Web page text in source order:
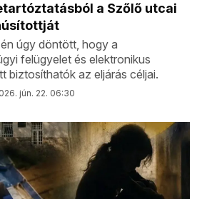
a Szőlő utcai
úgy döntött, hogy a
felügyelet és elektronikus
biztosíthatók az eljárás céljai.
jún. 22. 06:30